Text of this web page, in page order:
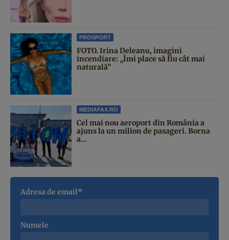
PROSPORT
FOTO. Irina Deleanu, imagini
incendiare: „Îmi place să fiu cât mai
naturală”
MEDIAFAX.RO
Cel mai nou aeroport din România a
ajuns la un milion de pasageri. Borna
a...
Adresa de email*
Numele